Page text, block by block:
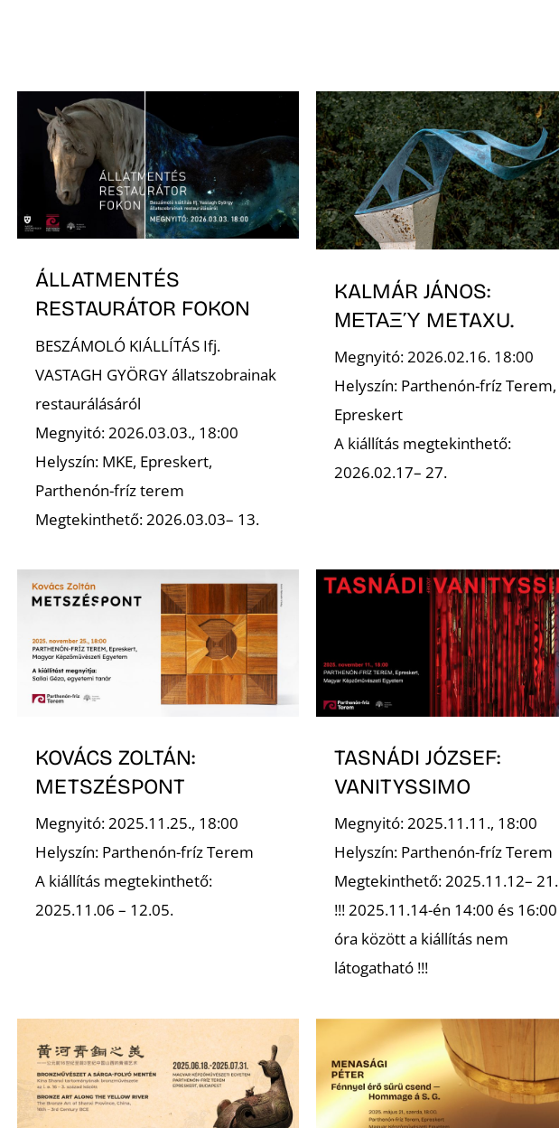
ÁLLATMENTÉS
RESTAURÁTOR FOKON
BESZÁMOLÓ KIÁLLÍTÁS Ifj.
VASTAGH GYÖRGY állatszobrainak
restaurálásáról
Megnyitó: 2026.03.03., 18:00
Helyszín: MKE, Epreskert,
Parthenón-fríz terem
Megtekinthető: 2026.03.03– 13.
KALMÁR JÁNOS:
ΜΕΤΑΞΎ METAXU.
Megnyitó: 2026.02.16. 18:00
Helyszín: Parthenón-fríz Terem,
Epreskert
A kiállítás megtekinthető:
2026.02.17– 27.
KOVÁCS ZOLTÁN:
METSZÉSPONT
Megnyitó: 2025.11.25., 18:00
Helyszín: Parthenón-fríz Terem
A kiállítás megtekinthető:
2025.11.06 – 12.05.
TASNÁDI JÓZSEF:
VANITYSSIMO
Megnyitó: 2025.11.11., 18:00
Helyszín: Parthenón-fríz Terem
Megtekinthető: 2025.11.12– 21.
!!! 2025.11.14-én 14:00 és 16:00
óra között a kiállítás nem
látogatható !!!